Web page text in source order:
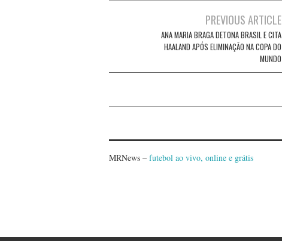
navigation
PREVIOUS ARTICLE
ANA MARIA BRAGA DETONA BRASIL E CITA
HAALAND APÓS ELIMINAÇÃO NA COPA DO
MUNDO
MRNews – futebol ao vivo, online e grátis